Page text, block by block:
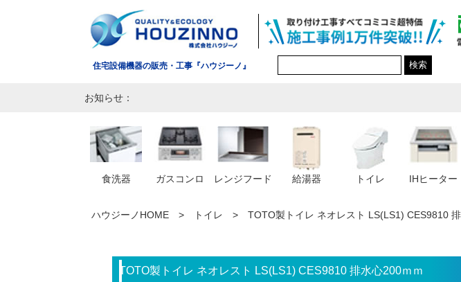
住宅設備機器の販売・工事『ハウジーノ』 検索
お知らせ：
食洗器 ガスコンロ レンジフード 給湯器 トイレ IHヒーター
ハウジーノHOME トイレ TOTO製トイレ ネオレスト LS(LS1) CES9810
TOTO製トイレ ネオレスト LS(LS1) CES9810 排水心200ｍｍ